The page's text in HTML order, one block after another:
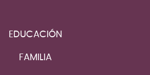
EDUCACIÓN
FAMILIA